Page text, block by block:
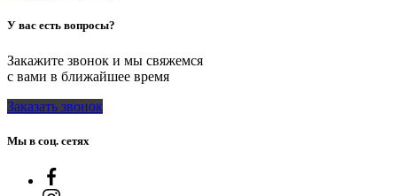
У вас есть вопросы?
Закажите звонок и мы свяжемся
с вами в ближайшее время
Заказать звонок
Мы в соц. сетях